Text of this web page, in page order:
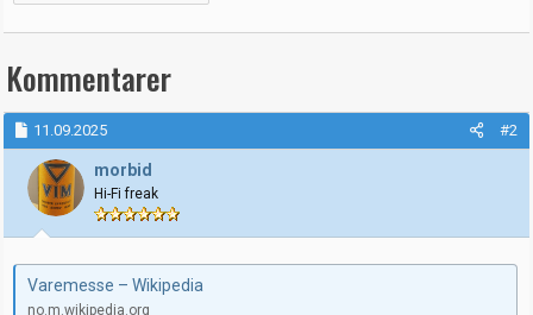
Kommentarer
11.09.2025 #2
morbid
Hi-Fi freak
Varemesse – Wikipedia
no.m.wikipedia.org